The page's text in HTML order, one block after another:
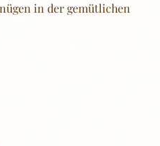
in der gemütlichen